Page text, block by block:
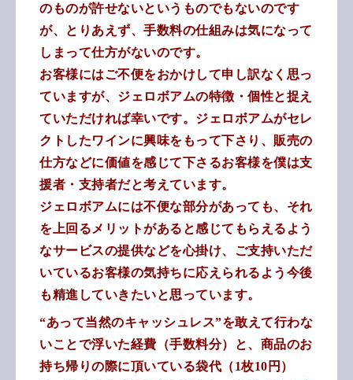
のものが許せないというものでもないのです
が、とりあえず、手数料の仕組みは気になって
しまって仕方がないのです。
お客様にはご不便をおかけして申し訳なく思っ
ていますが、ジェロボアムの特徴・個性と捉え
ていただければ幸いです。ジェロボアムがセレ
クトしたワインに興味をもって下さり、販売の
仕方などに価値を感じて下さるお客様を僕は支
援者・支持者だと考えています。
ジェロボアムには不便な部分があっても、それ
を上回るメリットがあると感じてもらえるよう
なサービスの提供などを心掛け、ご支持いただ
いているお客様の気持ちに応えられるよう 今後
も精進していきたいと思っています。
“あって当然のキャッシュレス”を敢えて行わな
いことで浮いた経費（手数料分）と、商品のお
持ち帰りの際に頂いている袋代（1枚10円）